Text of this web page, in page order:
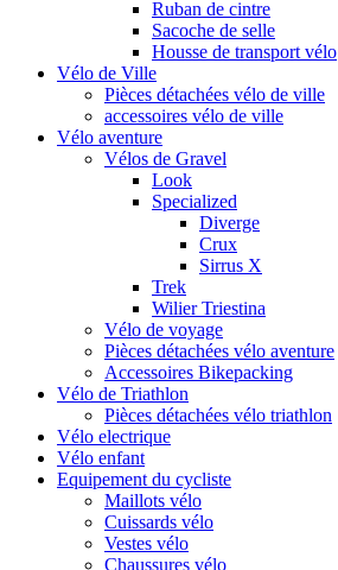
Ruban de cintre
Sacoche de selle
Housse de transport vélo
Vélo de Ville
Pièces détachées vélo de ville
accessoires vélo de ville
Vélo aventure
Vélos de Gravel
Look
Specialized
Diverge
Crux
Sirrus X
Trek
Wilier Triestina
Vélo de voyage
Pièces détachées vélo aventure
Accessoires Bikepacking
Vélo de Triathlon
Pièces détachées vélo triathlon
Vélo electrique
Vélo enfant
Equipement du cycliste
Maillots vélo
Cuissards vélo
Vestes vélo
Chaussures vélo